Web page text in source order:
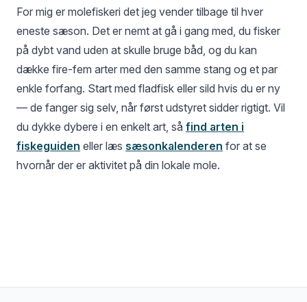
For mig er molefiskeri det jeg vender tilbage til hver
eneste sæson. Det er nemt at gå i gang med, du fisker
på dybt vand uden at skulle bruge båd, og du kan
dække fire-fem arter med den samme stang og et par
enkle forfang. Start med fladfisk eller sild hvis du er ny
— de fanger sig selv, når først udstyret sidder rigtigt. Vil
du dykke dybere i en enkelt art, så find arten i
fiskeguiden eller læs sæsonkalenderen for at se
hvornår der er aktivitet på din lokale mole.